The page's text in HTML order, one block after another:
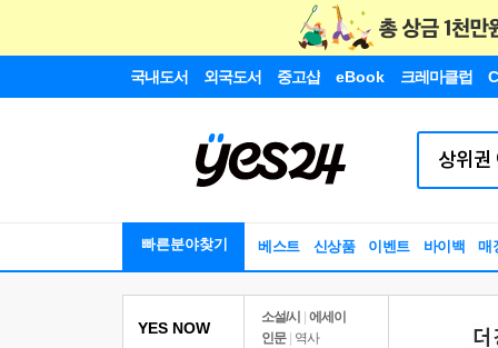
국내도서 외국도서 중고샵 eBook 크레마클럽
빠른분야찾기 베스트 신상품 이벤트 바이백 매
YES NOW
소설/시
에세이
인문
역사